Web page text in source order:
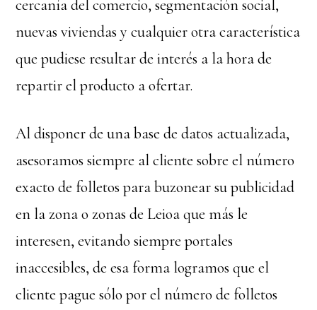
cercanía del comercio, segmentación social,
nuevas viviendas y cualquier otra característica
que pudiese resultar de interés a la hora de
repartir el producto a ofertar.
Al disponer de una base de datos actualizada,
asesoramos siempre al cliente sobre el número
exacto de folletos para buzonear su publicidad
en la zona o zonas de Leioa que más le
interesen, evitando siempre portales
inaccesibles, de esa forma logramos que el
cliente pague sólo por el número de folletos